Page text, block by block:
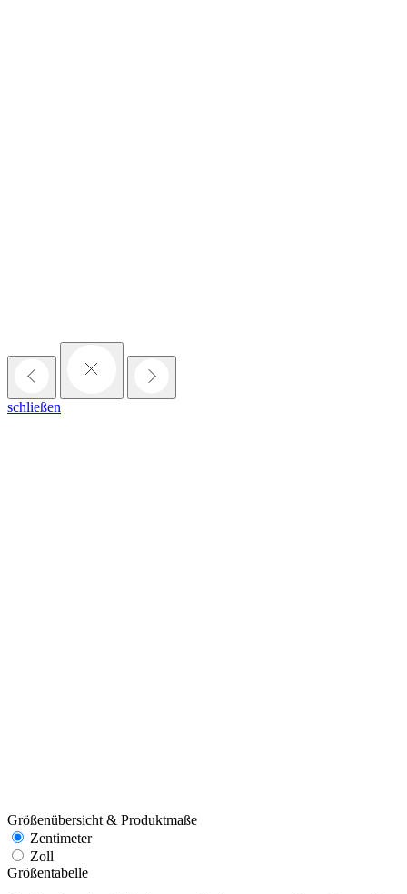
schließen
Größenübersicht & Produktmaße
Zentimeter
Zoll
Größentabelle